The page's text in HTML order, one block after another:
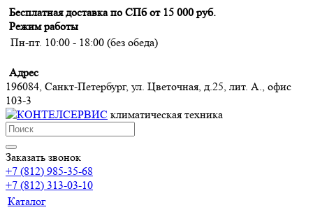
Бесплатная доставка по СПб от 15 000 руб.
Режим работы
Пн-пт. 10:00 - 18:00 (без обеда)
Адрес
196084, Санкт-Петербург, ул. Цветочная, д.25, лит. А., офис
103-3
климатическая техника
Заказать звонок
+7 (812) 985-35-68
+7 (812) 313-03-10
Каталог